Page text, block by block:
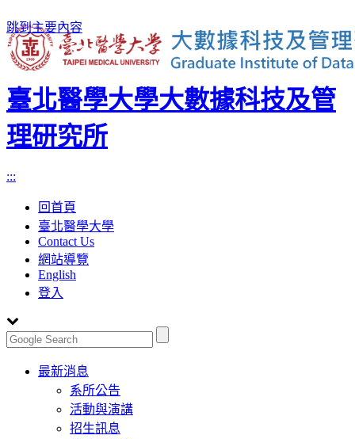
跳到主要內容
臺北醫學大學大數據科技及管
理研究所
:::
回首頁
臺北醫學大學
Contact Us
網站導覽
English
登入
Toggle
navigation
最新消息
系所公告
活動與演講
招生訊息